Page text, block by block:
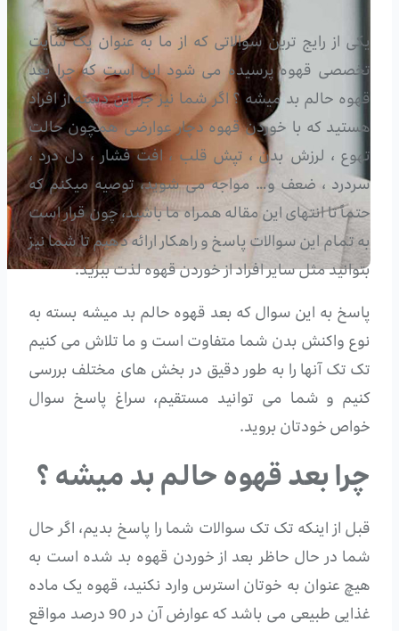
یکی از رایج ترین سوالاتی که از ما به عنوان یک سایت
تخصصی قهوه پرسیده می شود این است که چرا بعد
قهوه حالم بد میشه ؟ اگر شما نیز جر این دسته از افراد
هستید که با خوردن قهوه دچار عوارضی همچون حالت
تهوع ، لرزش بدن ، تپش قلب ، افت فشار ، دل درد ،
سردرد ، ضعف و… مواجه می شوید، توصیه میکنم که
حتماً تا انتهای این مقاله همراه ما باشید، چون قرار است
به تمام این سوالات پاسخ و راهکار ارائه دهیم تا شما نیز
بتوانید مثل سایر افراد از خوردن قهوه لذت ببرید.
پاسخ به این سوال که بعد قهوه حالم بد میشه بسته به
نوع واکنش بدن شما متفاوت است و ما تلاش می کنیم
تک تک آنها را به طور دقیق در بخش های مختلف بررسی
کنیم و شما می توانید مستقیم، سراغ پاسخ سوال
خواص خودتان بروید.
چرا بعد قهوه حالم بد میشه ؟
قبل از اینکه تک تک سوالات شما را پاسخ بدیم، اگر حال
شما در حال حاظر بعد از خوردن قهوه بد شده است به
هیچ عنوان به خوتان استرس وارد نکنید، قهوه یک ماده
غذایی طبیعی می باشد که عوارض آن در 90 درصد مواقع